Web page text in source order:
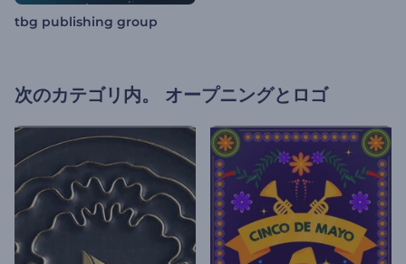
tbg publishing group
次のカテゴリ内。 オープニングとロゴ